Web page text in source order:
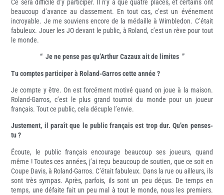
Ce sera difficile d’y participer. Il n’y a que quatre places, et certains ont
beaucoup d’avance au classement. En tout cas, c’est un événement
incroyable. Je me souviens encore de la médaille à Wimbledon. C’était
fabuleux. Jouer les JO devant le public, à Roland, c’est un rêve pour tout
le monde.
“ Je ne pense pas qu’Arthur Cazaux ait de limites ”
Tu comptes participer à Roland-Garros cette année ?
Je compte y être. On est forcément motivé quand on joue à la maison.
Roland-Garros, c’est le plus grand tournoi du monde pour un joueur
français. Tout ce public, cela décuple l’envie.
Justement, il paraît que le public français est trop dur. Qu’en penses-
tu ?
Écoute, le public français encourage beaucoup ses joueurs, quand
même ! Toutes ces années, j’ai reçu beaucoup de soutien, que ce soit en
Coupe Davis, à Roland-Garros. C’était fabuleux. Dans la rue ou ailleurs, ils
sont très sympas. Après, parfois, ils sont un peu déçus. De temps en
temps, une défaite fait un peu mal à tout le monde, nous les premiers.